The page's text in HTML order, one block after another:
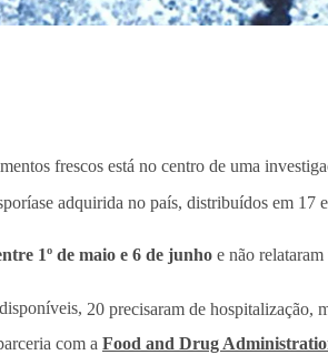
frescos está no centro de uma
adquirida no país, distribuídos em 17
1º de maio e 6 de junho e não
20 precisaram de hospitalização,
com a Food and Drug